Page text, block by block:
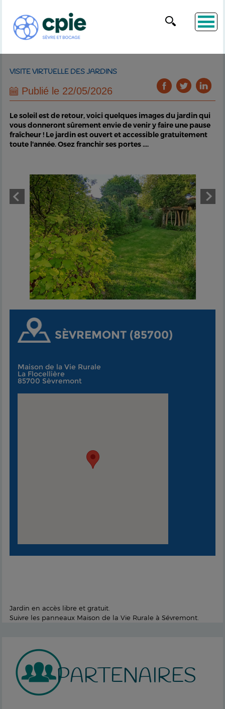
VISITE VIRTUELLE DES JARDINS
Publié le 22/05/2026
Le soleil est de retour, voici quelques images du jardin qui
vous donneront sûrement envie de venir y faire une pause
fraîcheur ! Le jardin est ouvert et accessible gratuitement
toute l'année. Osez franchir ses portes ....
SÈVREMONT (85700)
Maison de la Vie Rurale
La Flocellière
85700 Sèvremont
Jardin en accès libre et gratuit.
Suivre les panneaux Maison de la Vie Rurale à Sévremont.
PARTENAIRES